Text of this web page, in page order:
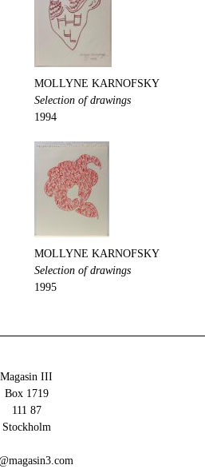
MOLLYNE KARNOFSKY
Selection of drawings
1994
MOLLYNE KARNOFSKY
Selection of drawings
1995
Magasin III
Box 1719
111 87
Stockholm